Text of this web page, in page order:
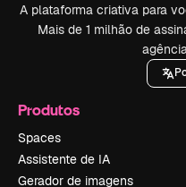
A plataforma criativa para
Mais de 1 milhão de
Produtos
Spaces
Assistente de IA
Gerador de imagens